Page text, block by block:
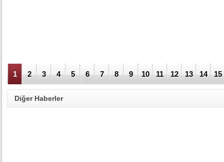
1 2 3 4 5 6 7 8 9 10 11 12 13 14 15
Diğer Haberler